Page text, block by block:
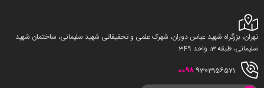
تهران، بزرگراه شهید عباس دوران، شهرک علمی و تحقیقاتی شهید سلیمانی، ساختمان شهید
سلیمانی، طبقه 3، واحد 349
0098 9303156571